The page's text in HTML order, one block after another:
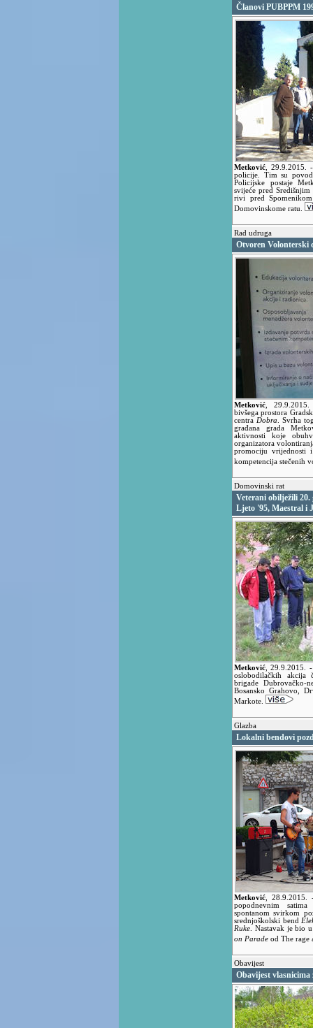
Članovi PUBPPM
Metković 29.9.2015.
policije. Tim su
Policijske postaje
svijeće pred
rivi pred
Domovinskome ratu.
Rad udruga
Otvoren Volonterski
Metković ,
bivšega prostora
centra Dobra . Svrha
građana grada
aktivnosti koje
organizatora
promociju vrijednosti
kompetencija stečenih
Domovinski rat
Veterani obilježili
Ljeto '95, Maestral i
Metković ,29.9.2015. -
oslobodilačkih akcija
brigade Dubrovačko-
Bosansko Grahovo,
Markote.
Glazba
Lokalni bendovi
Metković 28.9.2015.
popodnevnim
spontanom svirkom
srednjoškolski bend
Ruke . Nastavak je bio
on Parade od The rage
Obavijest
Obavijest